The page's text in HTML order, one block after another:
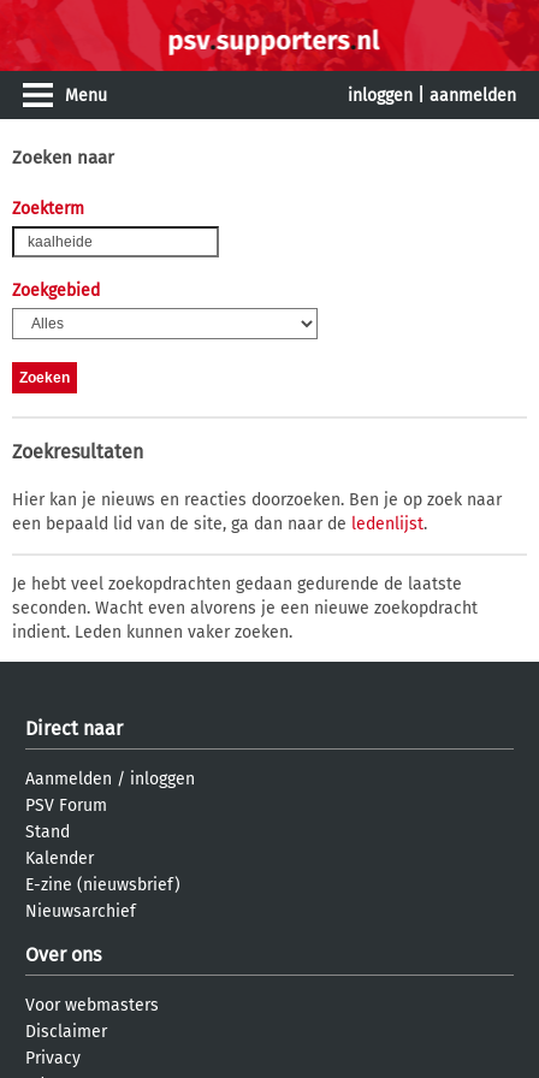
Menu inloggen aanmelden
Zoeken naar
Zoekterm
Zoekgebied
Zoekresultaten
Hier kan je nieuws en reacties doorzoeken. Ben je op zoek naar
een bepaald lid van de site, ga dan naar de ledenlijst.
Je hebt veel zoekopdrachten gedaan gedurende de laatste
seconden. Wacht even alvorens je een nieuwe zoekopdracht
indient. Leden kunnen vaker zoeken.
Direct naar
Aanmelden / inloggen
PSV Forum
Stand
Kalender
E-zine (nieuwsbrief)
Nieuwsarchief
Over ons
Voor webmasters
Disclaimer
Privacy